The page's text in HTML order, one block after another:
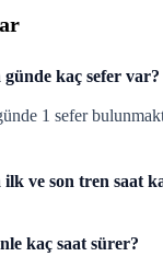
günde kaç sefer var?
1 sefer
ilk ve son tren saat
kaç saat sürer?